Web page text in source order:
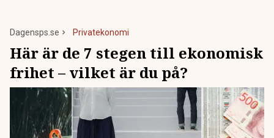
Dagensps.se Privatekonomi
Här är de 7 stegen till ekonomisk
frihet – vilket är du på?